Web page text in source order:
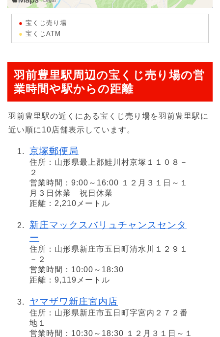
宝くじ売り場
宝くじATM
羽前豊里駅周辺の宝くじ売り場の営
業時間や駅からの距離
羽前豊里駅の近くにある宝くじ売り場を羽前豊里駅に
近い順に10店舗表示しています。
京塚郵便局
住所：山形県最上郡鮭川村京塚１１０８－
２
営業時間：9:00～16:00 １２月３１日～１
月３日休業 祝日休業
距離：2,210メートル
新庄マックスバリュチャンスセンタ
ー
住所：山形県新庄市五日町清水川１２９１
－２
営業時間：10:00～18:30
距離：9,119メートル
ヤマザワ新庄宮内店
住所：山形県新庄市五日町字宮内２７２番
地１
営業時間：10:30～18:30 １２月３１日～１